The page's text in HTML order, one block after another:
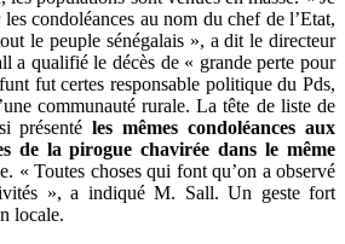
condoléances au nom du chef de l’Etat,
le peuple sénégalais », a dit le directeur
a qualifié le décès de « grande perte pour
fut certes responsable politique du Pds,
communauté rurale. La tête de liste de
présentéles mêmes condoléances aux
de la pirogue chavirée dans le même
« Toutes choses qui font qu’on a observé
», a indiqué M. Sall. Un geste fort
locale.